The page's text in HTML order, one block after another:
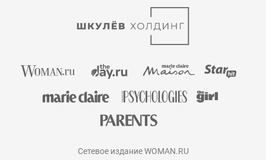
Сетевое издание WOMAN.RU